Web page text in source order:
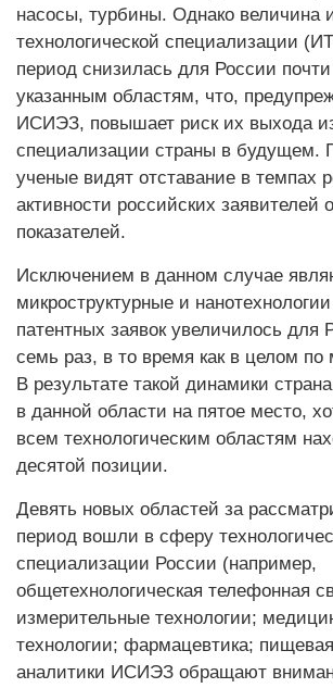
насосы, турбины. Однако величина
технологической специализации
период снизилась для России
указанным областям, что,
ИСИЭЗ, повышает риск их выхода
специализации страны в будущем.
ученые видят отставание в темпах
активности российских
показателей.
Исключением в данном случае
микроструктурные и
патентных заявок увеличилось для
семь раз, в то время как в целом
В результате такой динамики
в данной области на пятое место,
всем технологическим областям
десятой позиции.
Девять новых областей за
период вошли в сферу
специализации России (например,
общетехнологическая телефонная
измерительные технологии;
технологии; фармацевтика;
аналитики ИСИЭЗ обращают